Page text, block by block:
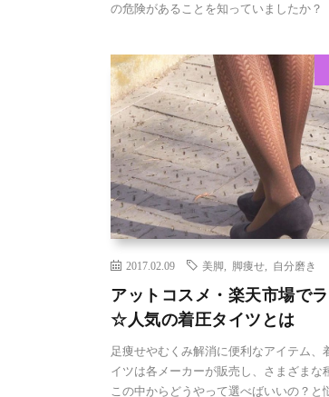
の危険があることを知っていましたか？
2017.02.09 美脚 脚痩せ 自分磨き
アットコスメ・楽天市場で
☆人気の着圧タイツとは
足痩せやむくみ解消に便利なアイテム、
イツは各メーカーが販売し、さまざまな
この中からどうやって選べばいいの？と